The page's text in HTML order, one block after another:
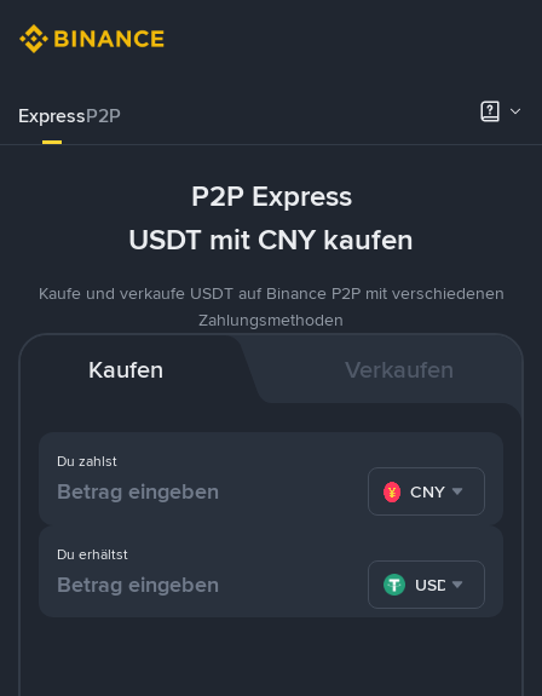
ExpressP2P
P2P Express
USDT mit CNY kaufen
Kaufe und verkaufe USDT auf Binance P2P mit verschiedenen
Zahlungsmethoden
Kaufen Verkaufen
Du zahlst
CNY
Du erhältst
USDT